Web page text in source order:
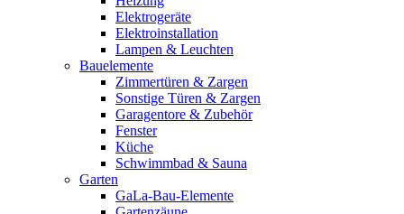
Elektrogeräte
Elektroinstallation
Lampen & Leuchten
Bauelemente
Zimmertüren & Zargen
Sonstige Türen & Zargen
Garagentore & Zubehör
Fenster
Küche
Schwimmbad & Sauna
Garten
GaLa-Bau-Elemente